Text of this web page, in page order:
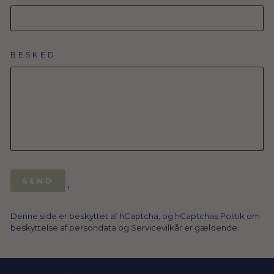
BESKED
SEND
'
Denne side er beskyttet af hCaptcha, og hCaptchas Politik om
beskyttelse af persondata og Servicevilkår er gældende.